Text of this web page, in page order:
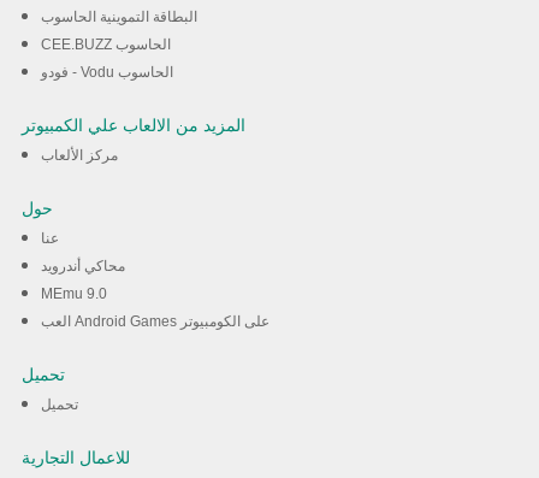
البطاقة التموينية الحاسوب
CEE.BUZZ الحاسوب
فودو - Vodu الحاسوب
المزيد من الالعاب علي الكمبيوتر
مركز الألعاب
حول
عنا
محاكي أندرويد
MEmu 9.0
العب Android Games على الكومبيوتر
تحميل
تحميل
للاعمال التجارية